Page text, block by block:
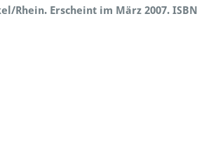
Rhein. Erscheint im März 2007. ISBN